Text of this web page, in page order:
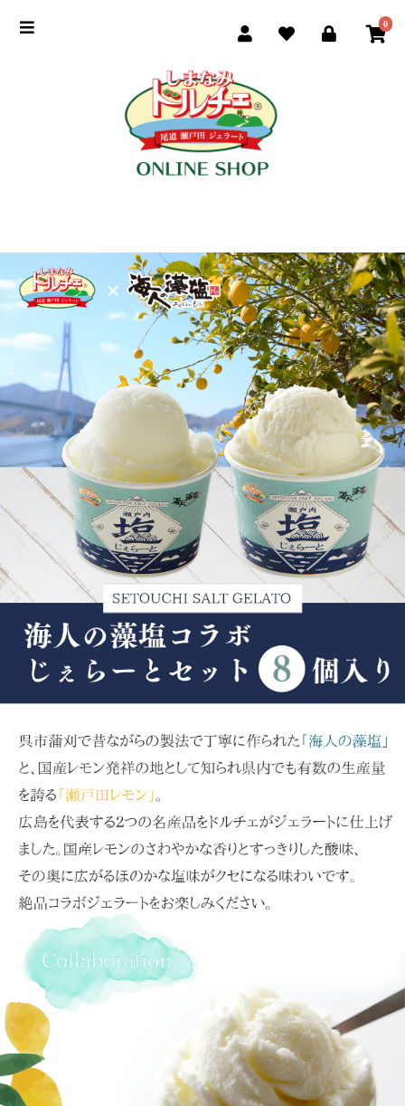
0
季節のおすすめ
商品一覧
ご利用ガイド
ドルチェ公式サイト